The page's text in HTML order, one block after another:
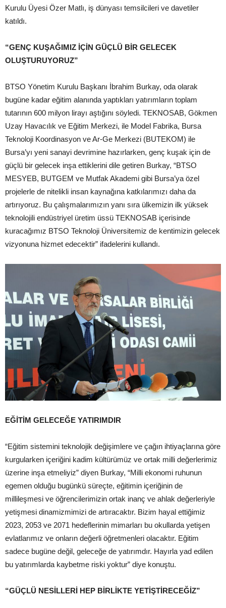
Kurulu Üyesi Özer Matlı, iş dünyası temsilcileri ve davetiler
katıldı.
“GENÇ KUŞAĞIMIZ İÇİN GÜÇLÜ BİR GELECEK
OLUŞTURUYORUZ”
BTSO Yönetim Kurulu Başkanı İbrahim Burkay, oda olarak
bugüne kadar eğitim alanında yaptıkları yatırımların toplam
tutarının 600 milyon lirayı aştığını söyledi. TEKNOSAB, Gökmen
Uzay Havacılık ve Eğitim Merkezi, ile Model Fabrika, Bursa
Teknoloji Koordinasyon ve Ar-Ge Merkezi (BUTEKOM) ile
Bursa’yı yeni sanayi devrimine hazırlarken, genç kuşak için de
güçlü bir gelecek inşa ettiklerini dile getiren Burkay, “BTSO
MESYEB, BUTGEM ve Mutfak Akademi gibi Bursa’ya özel
projelerle de nitelikli insan kaynağına katkılarımızı daha da
artırıyoruz. Bu çalışmalarımızın yanı sıra ülkemizin ilk yüksek
teknolojili endüstriyel üretim üssü TEKNOSAB içerisinde
kuracağımız BTSO Teknoloji Üniversitemiz de kentimizin gelecek
vizyonuna hizmet edecektir” ifadelerini kullandı.
EĞİTİM GELECEĞE YATIRIMDIR
“Eğitim sistemini teknolojik değişimlere ve çağın ihtiyaçlarına göre
kurgularken içeriğini kadim kültürümüz ve ortak milli değerlerimiz
üzerine inşa etmeliyiz” diyen Burkay, “Milli ekonomi ruhunun
egemen olduğu bugünkü süreçte, eğitimin içeriğinin de
millileşmesi ve öğrencilerimizin ortak inanç ve ahlak değerleriyle
yetişmesi dinamizmimizi de artıracaktır. Bizim hayal ettiğimiz
2023, 2053 ve 2071 hedeflerinin mimarları bu okullarda yetişen
evlatlarımız ve onların değerli öğretmenleri olacaktır. Eğitim
sadece bugüne değil, geleceğe de yatırımdır. Hayırla yad edilen
bu yatırımlarda kaybetme riski yoktur” diye konuştu.
“GÜÇLÜ NESİLLERİ HEP BİRLİKTE YETİŞTİRECEĞİZ”